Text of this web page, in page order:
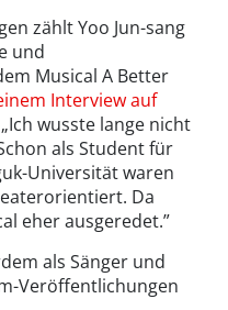
zählt Yoo Jun-sang
und
Musical A Better
Interview auf
wusste lange nicht
als Student für
Universität waren
Da
eher ausgeredet.”
als Sänger und
Veröffentlichungen